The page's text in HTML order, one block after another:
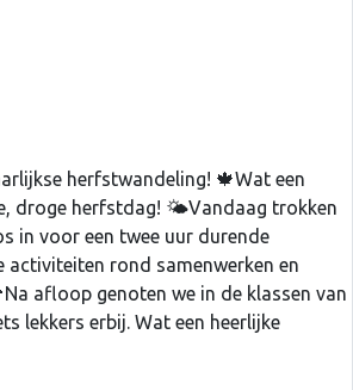
herfstwandeling! 🍁Wat een
droge herfstdag! 🌤️Vandaag trokken
in voor een twee uur durende
activiteiten rond samenwerken en
afloop genoten we in de klassen van
lekkers erbij. Wat een heerlijke